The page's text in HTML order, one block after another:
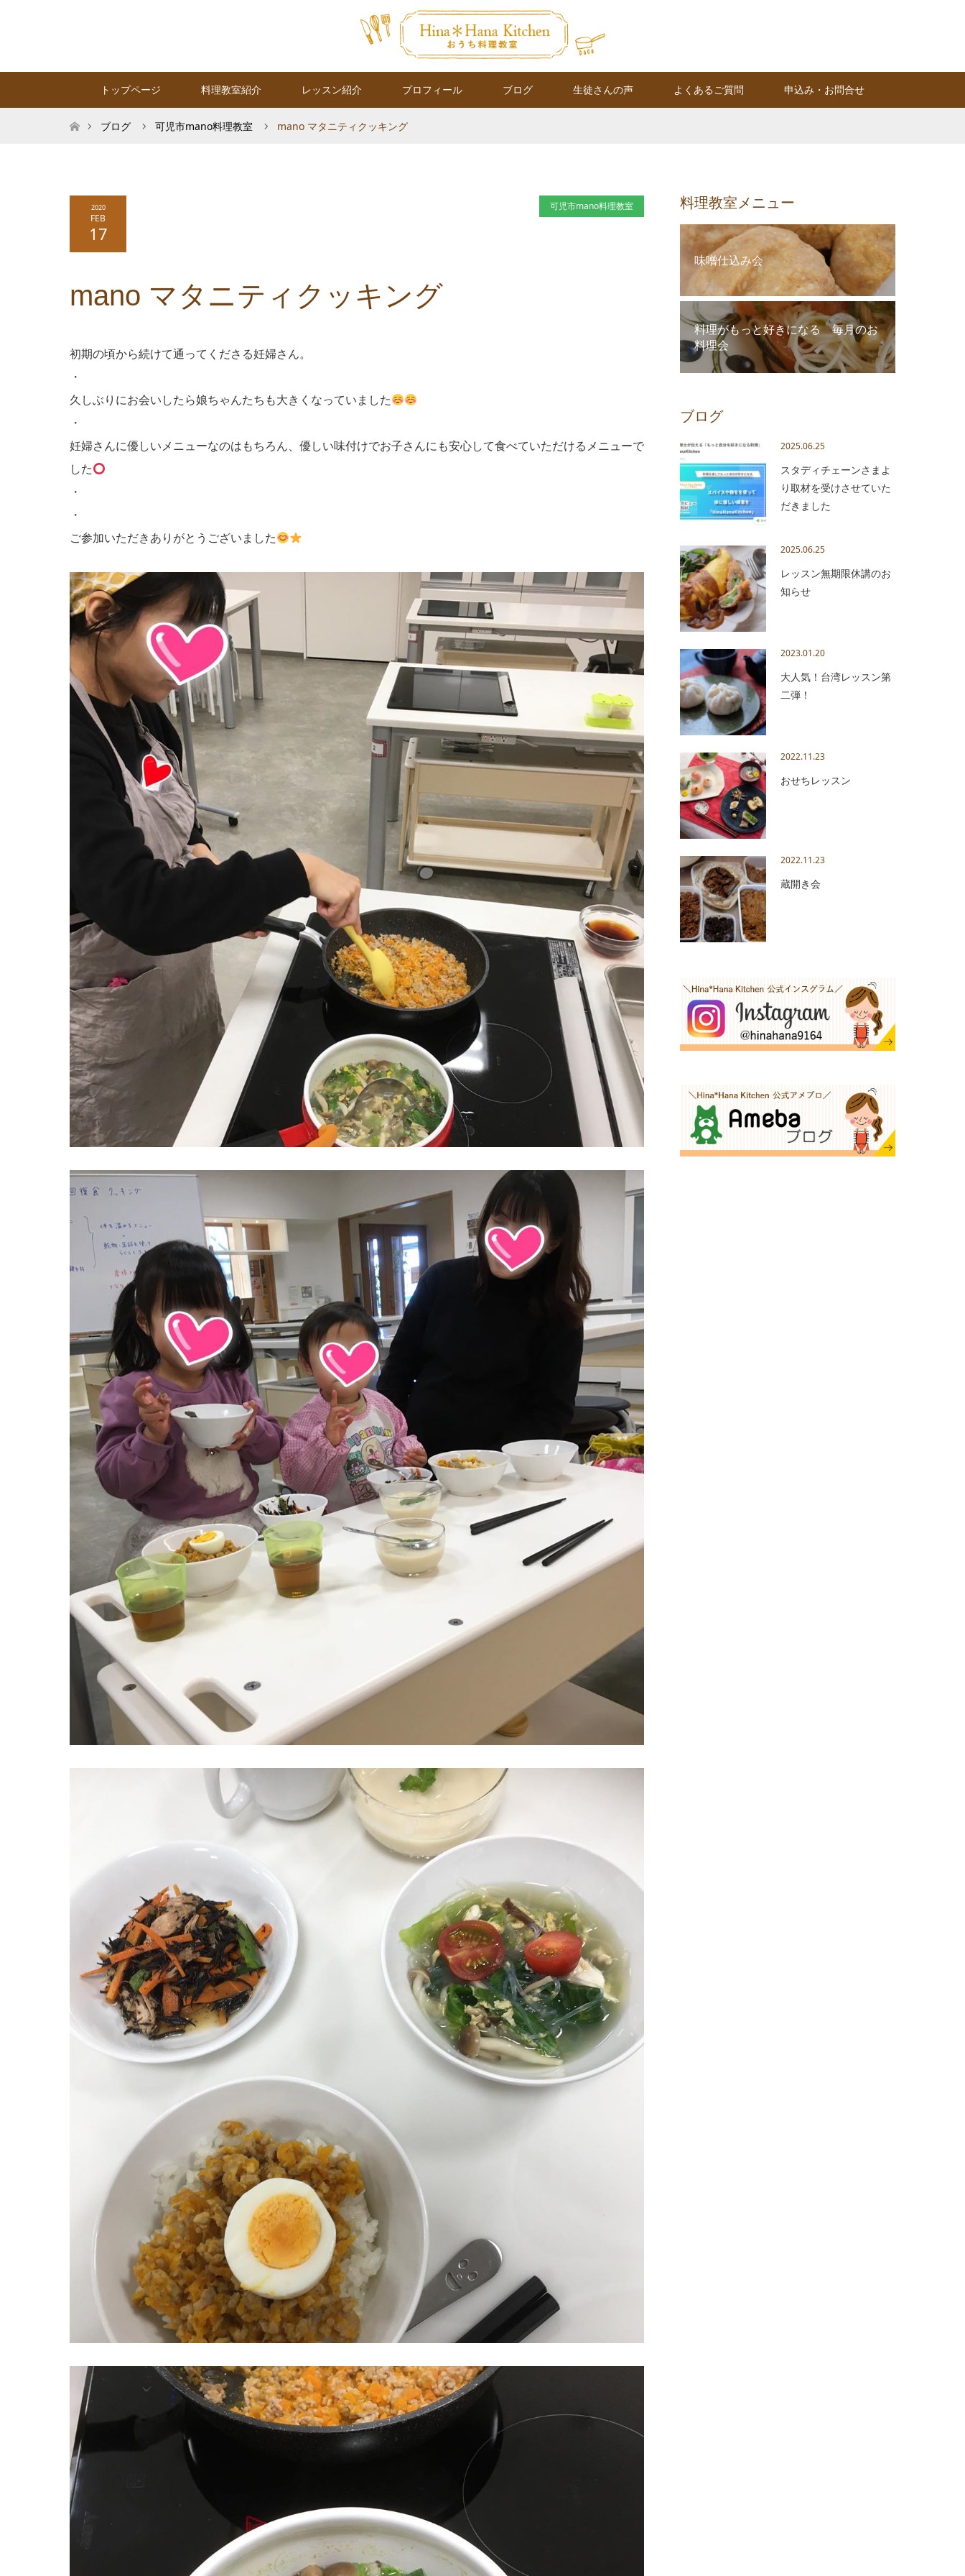
トップページ 料理教室紹介 レッスン紹介 プロフィール ブログ 生徒さんの声 よくあるご質問 申込み・お問合せ
ホームブログ 可児市mano料理教室 mano マタニティクッキング
2020
FEB
17
可児市mano料理教室
mano マタニティクッキング
初期の頃から続けて通ってくださる妊婦さん。
・
久しぶりにお会いしたら娘ちゃんたちも大きくなっていました
・
妊婦さんに優しいメニューなのはもちろん、優しい味付けでお子さんにも安心して食べていただけるメニューで
した
・
・
ご参加いただきありがとうございました
料理教室メニュー
味噌仕込み会
料理がもっと好きになる 毎月のお
料理会
ブログ
2025.06.25
スタディチェーンさまよ
り取材を受けさせていた
だきました
2025.06.25
レッスン無期限休講のお
知らせ
2023.01.20
大人気！台湾レッスン第
二弾！
2022.11.23
おせちレッスン
2022.11.23
蔵開き会